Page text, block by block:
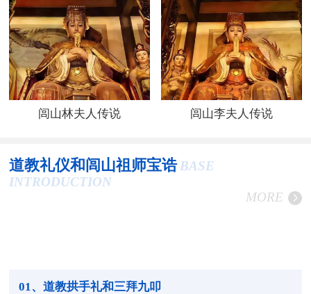
闾山林夫人传说 闾山李夫人传说
道教礼仪和闾山祖师宝诰 BASE
INTRODUCTION
MORE
01 、道教拱手礼和三拜九叩